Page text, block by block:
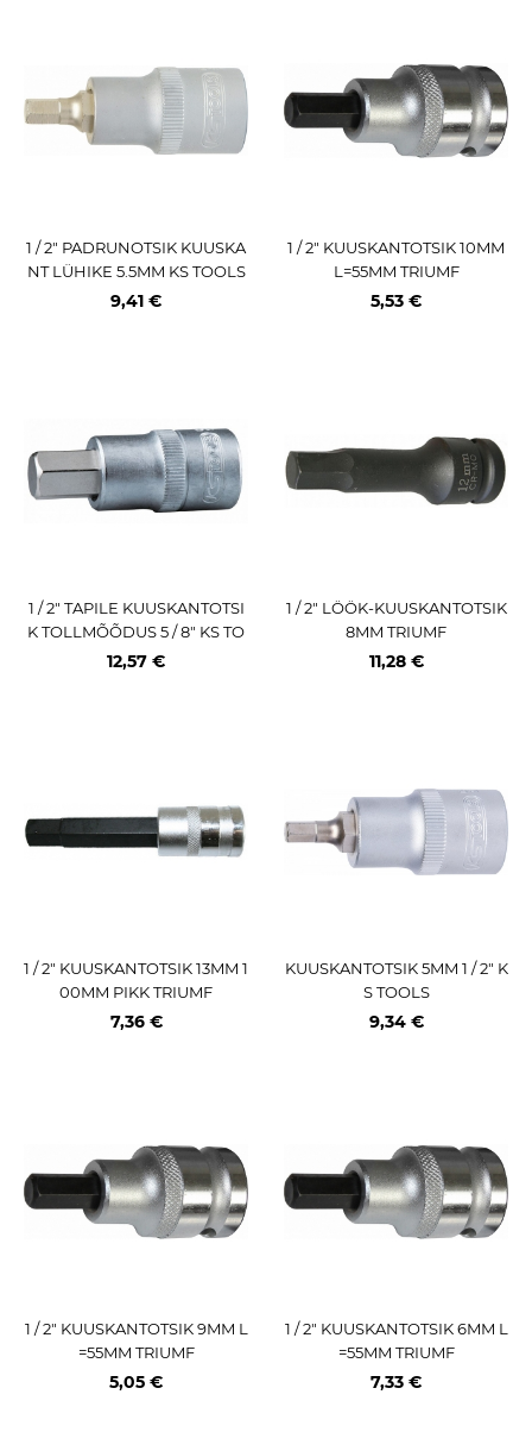
1 / 2" PADRUNOTSIK KUUSKA
NT LÜHIKE 5.5MM KS TOOLS
9,41 €
1 / 2" KUUSKANTOTSIK 10MM
L=55MM TRIUMF
5,53 €
1 / 2" TAPILE KUUSKANTOTSI
K TOLLMÕÕDUS 5 / 8" KS TO
OLS
12,57 €
1 / 2" LÖÖK-KUUSKANTOTSIK
8MM TRIUMF
11,28 €
1 / 2" KUUSKANTOTSIK 13MM 1
00MM PIKK TRIUMF
7,36 €
KUUSKANTOTSIK 5MM 1 / 2" K
S TOOLS
9,34 €
1 / 2" KUUSKANTOTSIK 9MM L
=55MM TRIUMF
5,05 €
1 / 2" KUUSKANTOTSIK 6MM L
=55MM TRIUMF
7,33 €